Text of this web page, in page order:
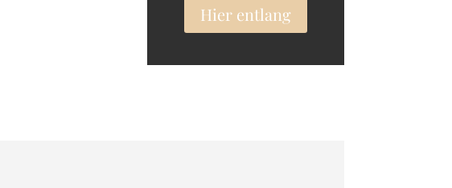
Hier entlang